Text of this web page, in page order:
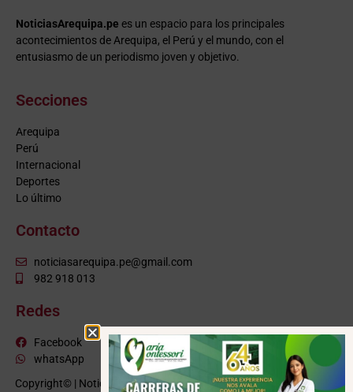
NoticiasArequipa.pe es un espacio para los principales
acontecimientos de Arequipa, el Perú y el mundo, con el
entusiasmo de un periodismo joven y objetivo.
Secciones
Arequipa
Perú
Internacional
Deportes
Lo último
Contacto
noticiasarequipa.pe@gmail.com
982 918 013
Redes
Facebook
whatsApp
Copyright© | NoticiasArequipa.pe | Grupo HBA Noticias| Todos los